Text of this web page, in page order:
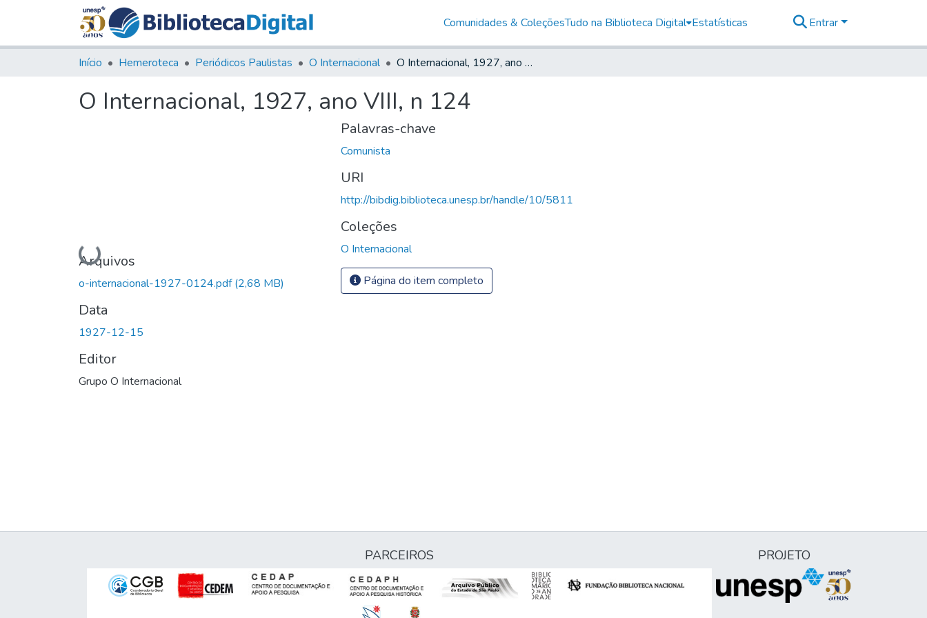
Comunidades & ColeçõesTudo na Biblioteca Digital Estatísticas Entrar
Início Hemeroteca Periódicos Paulistas O Internacional O Internacional, 1927, ano VIII, n 124
O Internacional, 1927, ano VIII, n 124
Carregando...
Arquivos
o-internacional-1927-0124.pdf(2,68 MB)
Data
1927-12-15
Editor
Grupo O Internacional
Palavras-chave
Comunista
URI
http://bibdig.biblioteca.unesp.br/handle/10/5811
Coleções
O Internacional
Página do item completo
PARCEIROS PROJETO